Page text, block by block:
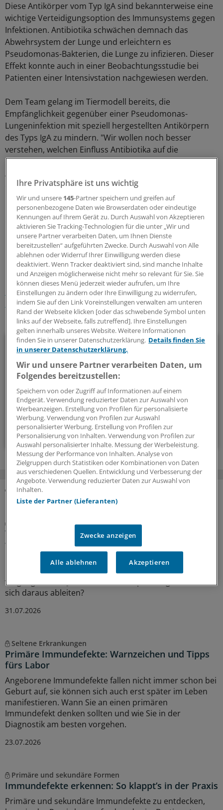
Diese Antikörper vom Typ IgA sind bekannterweise eine
wichtige Verteidigungsoption des Immunsystems gegen
Infektionen. Antibiotika schwächen demnach das
Abwehrsystem der Lunge und erleichtern es
Pseudomonas-Bakterien, die Lunge zu infizieren. Dieser
Effekt konnte auch in einer Beobachtungsstudie bei
Patienten einer Intensivstation nachgewiesen werden.
Dem Team gelang im Tiermodell bereits, die
Empfänglichkeit gegenüber einer Pseudomonas-
Lungeninfektion mit speziell hergestellten Antikörpern
des Typs IgA zu mindern. "Wir wollen noch besser
verstehen, welchen Einfluss Antibiotika auf die
natürliche Bakterienflora haben und wie sich das auf die
Abwehrmechanismen des Körpers und insbesondere
der Lunge auswirkt", wird Opitz in der Mitteilung zitiert.
"Und wir wollen untersuchen, wie und in welcher Form
IgA-Antikörper vorbeugend sowie therapeutisch
eingesetzt werden können."(eb)
0
Schlagworte:
Lungenentzündung Pneumologie Immunologie
Grundlagenforschung
Ihr Newsletter zum Thema
Pneumologie
Asthma, COPD, COVID-19: Über Atemwegserkrankungen
informieren wir Sie in diesem Newsletter umfassend.
alle 2 Wochen (Freitag)
Zum Abonnieren bitte anmelden
MEHR ZUM THEMA
Wenn Atemwegsinfektionen aufs Herz gehen –
was tun?
Eine deutsche Studie zeigt den Zusammenhang von
Infektionswellen und der Gesamtsterblichkeit in den
vergangenen 14 Jahren. Welche Empfehlungen lassen
sich daraus ableiten?
31.07.2026
Seltene Erkrankungen
Primäre Immundefekte: Warnzeichen und Tipps
fürs Labor
Angeborene Immundefekte fallen nicht immer schon bei
Geburt auf, sie können sich auch erst später im Leben
manifestieren. Wann Sie an einen primären
Immundefekt denken sollten und wie Sie in der
Diagnostik am besten vorgehen.
23.07.2026
Primäre und sekundäre Formen
Immundefekte erkennen: So klappt’s in der Praxis
Primäre und sekundäre Immundefekte zu entdecken,
Ihre Privatsphäre ist uns wichtig
Wir und unsere 145-Partner speichern und greifen auf
personenbezogene Daten wie Browserdaten oder eindeutige
Kennungen auf Ihrem Gerät zu. Durch Auswahl von Akzeptieren
aktivieren Sie Tracking-Technologien für die unter „Wir und
unsere Partner verarbeiten Daten, um Ihnen Dienste
bereitzustellen“ aufgeführten Zwecke. Durch Auswahl von Alle
ablehnen oder Widerruf Ihrer Einwilligung werden diese
deaktiviert. Wenn Tracker deaktiviert sind, sind manche Inhalte
und Anzeigen möglicherweise nicht mehr so relevant für Sie. Sie
können dieses Menü jederzeit wieder aufrufen, um Ihre
Einstellungen zu ändern oder Ihre Einwilligung zu widerrufen,
indem Sie auf den Link Voreinstellungen verwalten am unteren
Rand der Webseite klicken [oder das schwebende Symbol unten
links auf der Webseite, falls zutreffend]. Ihre Einstellungen
gelten innerhalb unseres Website. Weitere Informationen
finden Sie in unserer Datenschutzerklärung. Details finden Sie
in unserer Datenschutzerklärung.
Wir und unsere Partner verarbeiten Daten, um
Folgendes bereitzustellen:
Speichern von oder Zugriff auf Informationen auf einem
Endgerät. Verwendung reduzierter Daten zur Auswahl von
Werbeanzeigen. Erstellung von Profilen für personalisierte
Werbung. Verwendung von Profilen zur Auswahl
personalisierter Werbung. Erstellung von Profilen zur
Personalisierung von Inhalten. Verwendung von Profilen zur
Auswahl personalisierter Inhalte. Messung der Werbeleistung.
Messung der Performance von Inhalten. Analyse von
Zielgruppen durch Statistiken oder Kombinationen von Daten
aus verschiedenen Quellen. Entwicklung und Verbesserung der
Angebote. Verwendung reduzierter Daten zur Auswahl von
Inhalten.
Liste der Partner (Lieferanten)
Zwecke anzeigen
Alle ablehnen Akzeptieren